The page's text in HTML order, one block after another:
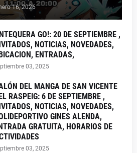
16, 2026
GO!: 20 DE SEPTIEMBRE ,
NOTICIAS, NOVEDADES,
ENTRADAS,
03, 2025
DEL MANGA DE SAN VICENTE
RASPEIG: 6 DE SEPTIEMBRE ,
NOTICIAS, NOVEDADES,
GINES ALENDA,
GRATUITA, HORARIOS DE
03, 2025